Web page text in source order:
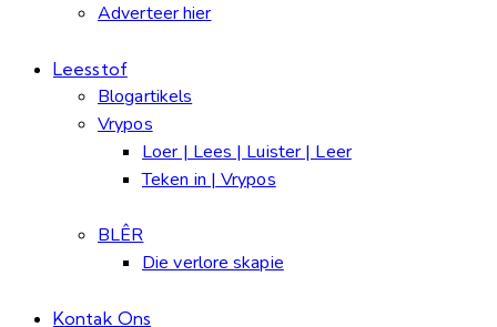
Adverteer hier
Leesstof
Blogartikels
Vrypos
Loer | Lees | Luister | Leer
Teken in | Vrypos
BLÊR
Die verlore skapie
Kontak Ons